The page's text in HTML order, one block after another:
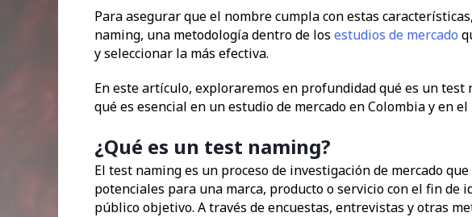
Para asegurar que el nombre cumpla con estas
naming, una metodología dentro de los estudios de mercado
y seleccionar la más efectiva.
En este artículo, exploraremos en profundidad qué es un test
qué es esencial en un estudio de mercado en Colombia y en el
¿Qué es un test naming?
El test naming es un proceso de investigación de mercado
potenciales para una marca, producto o servicio con el fin de
público objetivo. A través de encuestas, entrevistas y otras